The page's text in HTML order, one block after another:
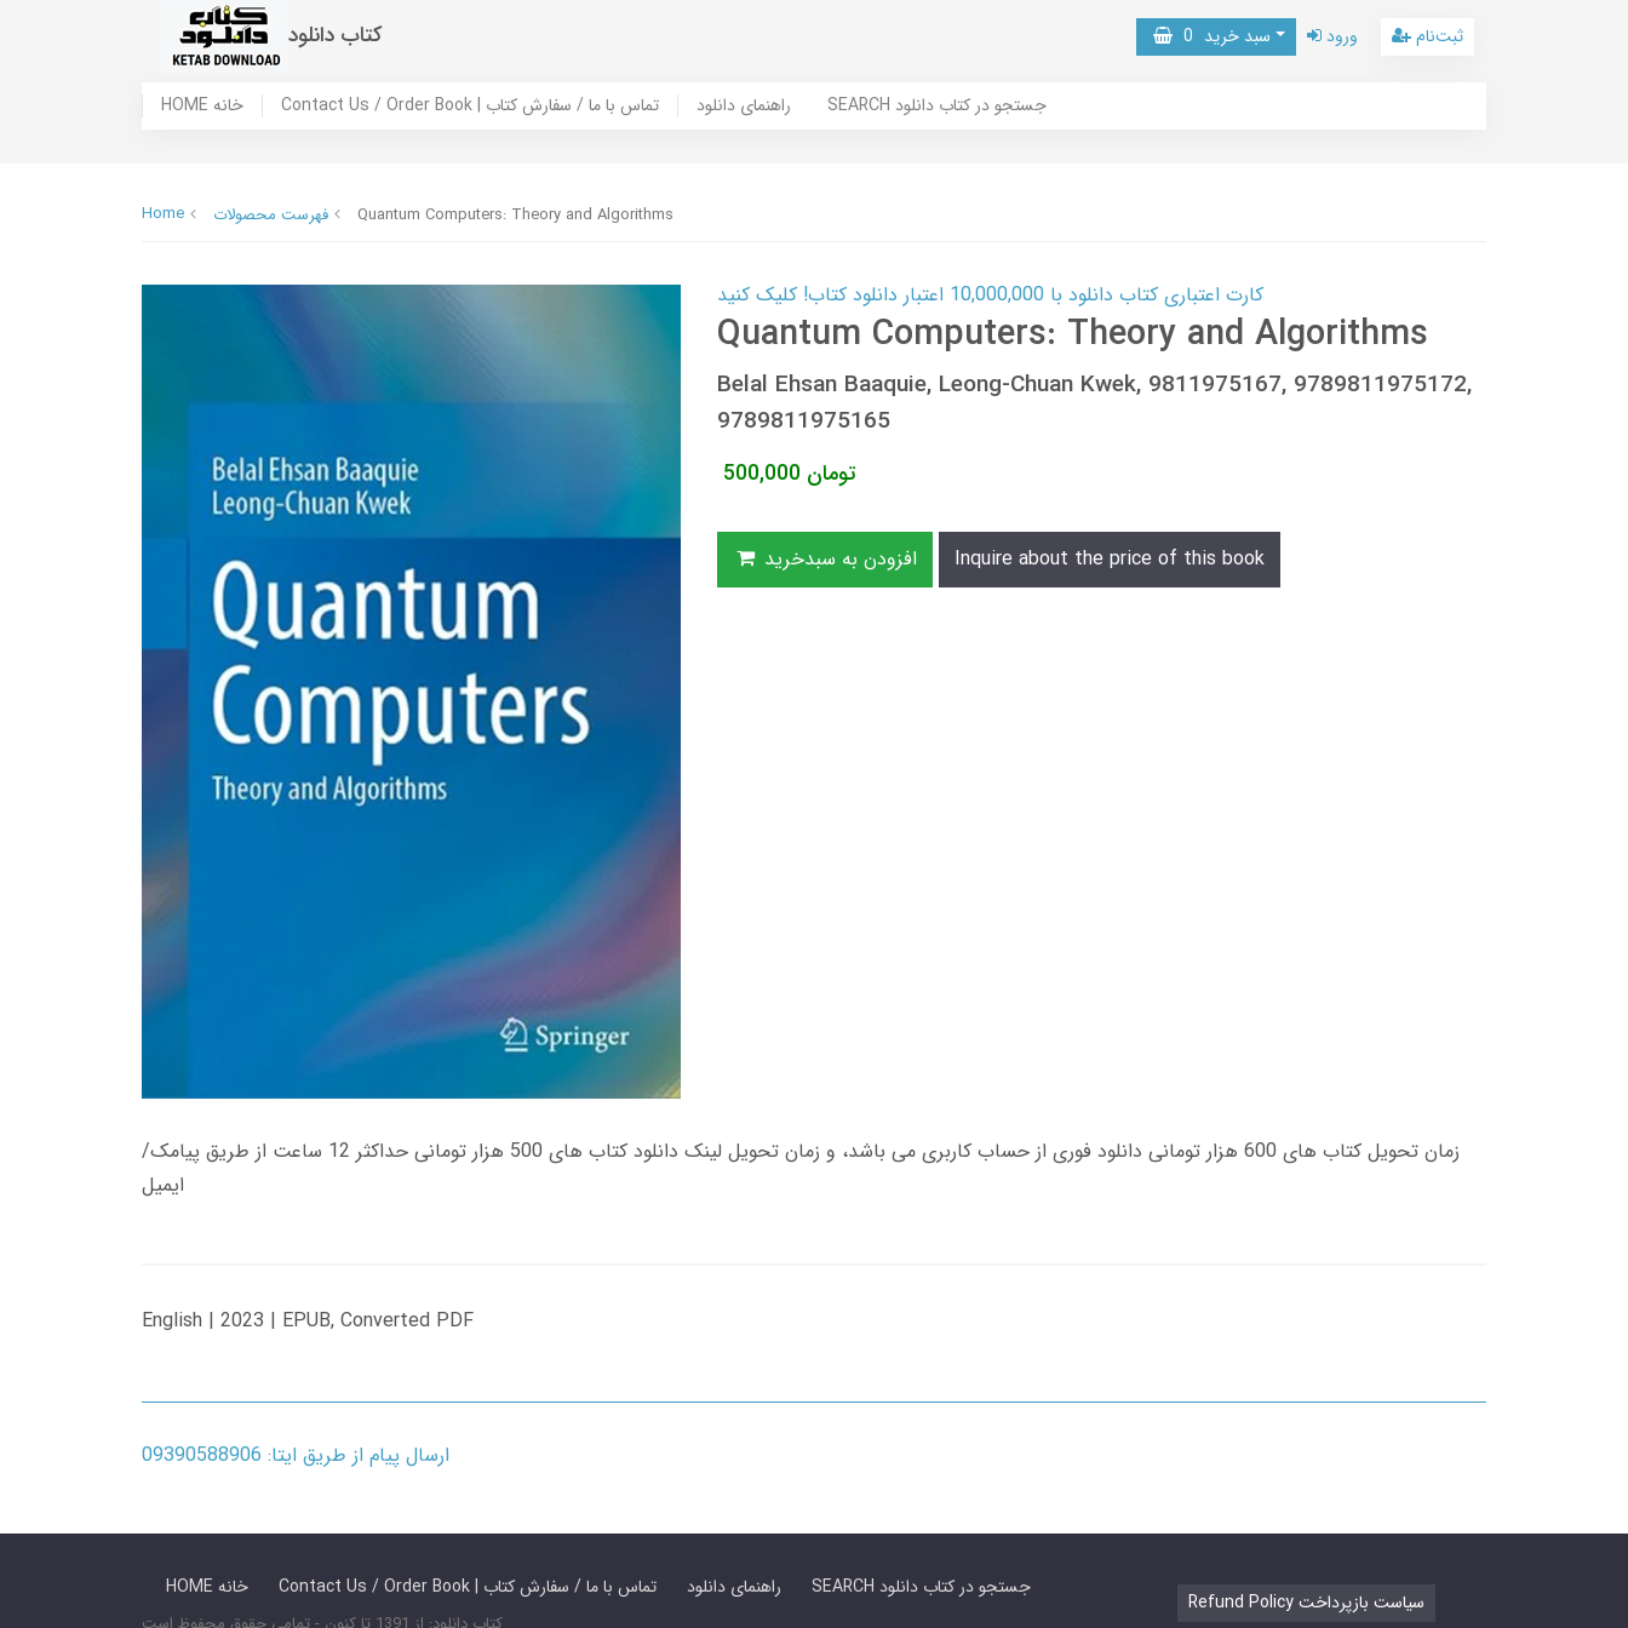
کتاب دانلود سبد خرید 0 ورود ثبت‌نام
HOME خانه Contact Us / Order Book | تماس با ما / سفارش کتاب راهنمای دانلود SEARCH جستجو در کتاب دانلود
Home فهرست محصولات Quantum Computers: Theory and Algorithms
کارت اعتباری کتاب دانلود با 10,000,000 اعتبار دانلود کتاب! کلیک کنید
Quantum Computers: Theory and Algorithms
Belal Ehsan Baaquie, Leong-Chuan Kwek, 9811975167, 9789811975172,
9789811975165
500,000 تومان
افزودن به سبدخرید Inquire about the price of this book
زمان تحویل کتاب های 600 هزار تومانی دانلود فوری از حساب کاربری می باشد، و زمان تحویل لینک دانلود کتاب های 500 هزار تومانی حداکثر 12 ساعت از طریق پیامک/
ایمیل
English | 2023 | EPUB, Converted PDF
ارسال پیام از طریق ایتا: 09390588906
HOME خانه Contact Us / Order Book | تماس با ما / سفارش کتاب راهنمای دانلود SEARCH جستجو در کتاب دانلود
Refund Policy سیاست بازپرداخت